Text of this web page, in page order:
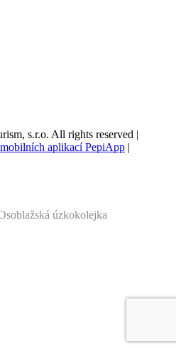
s.r.o. All rights reserved |
aplikací PepiApp |
úzkokolejka